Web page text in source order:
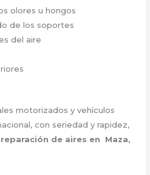
olores u hongos
de los soportes
del aire
motorizados y vehículos
con seriedad y rapidez,
reparación de aires en Maza,